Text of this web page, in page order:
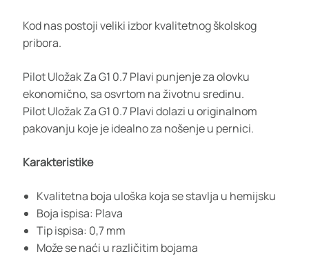
Kod nas postoji veliki izbor kvalitetnog školskog
pribora.
Pilot Uložak Za G1 0.7 Plavi punjenje za olovku
ekonomično, sa osvrtom na životnu sredinu.
Pilot Uložak Za G1 0.7 Plavi dolazi u originalnom
pakovanju koje je idealno za nošenje u pernici.
Karakteristike
Kvalitetna boja uloška koja se stavlja u hemijsku
Boja ispisa: Plava
Tip ispisa: 0,7 mm
Može se naći u različitim bojama